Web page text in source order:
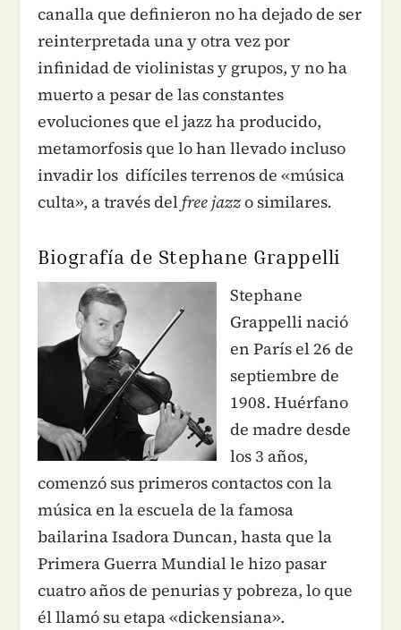
canalla que definieron no ha dejado de ser
reinterpretada una y otra vez por
infinidad de violinistas y grupos, y no ha
muerto a pesar de las constantes
evoluciones que el jazz ha producido,
metamorfosis que lo han llevado incluso
invadir los difíciles terrenos de «música
culta», a través delfree jazzo similares.
Biografía de Stephane Grappelli
Stephane
Grappelli nació
en París el 26 de
septiembre de
1908. Huérfano
de madre desde
los 3 años,
comenzó sus primeros contactos con la
música en la escuela de la famosa
bailarina Isadora Duncan, hasta que la
Primera Guerra Mundial le hizo pasar
cuatro años de penurias y pobreza, lo que
él llamó su etapa «dickensiana».